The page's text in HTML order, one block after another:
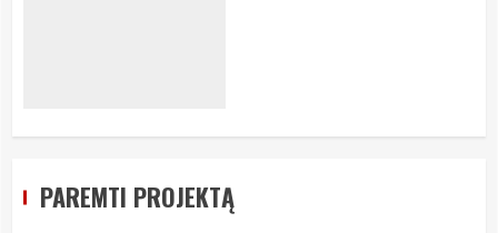
PAREMTI PROJEKTĄ